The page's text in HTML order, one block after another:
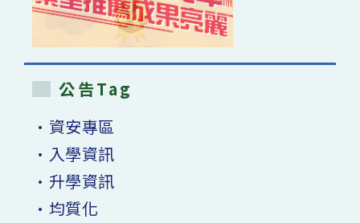
公告Tag
•資安專區
•入學資訊
•升學資訊
•均質化